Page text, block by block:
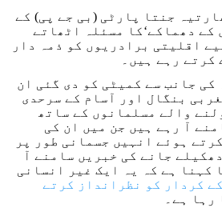
جنتا پارٹی (بی جے پی) کے
کے دھماکے‘کا مسئلہ اٹھاتے
اقلیتی برادریوں کو ذمہ دار
رہے ہیں۔
کی جانب سے کمیٹی کو دی گئی ان
بنگال اور آسام کے سرحدی
والے مسلمانوں کے ساتھ
آ رہے ہیں جن میں ان کی
ہوئے انہیں جسمانی طور پر
جانے کی خبریں سامنے آ
کہنا ہے کہ یہ ایک غیر انسانی
کردار کو نظرانداز کرتے
رہا ہے۔